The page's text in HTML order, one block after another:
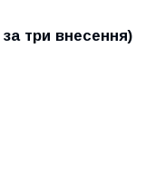
три внесення)